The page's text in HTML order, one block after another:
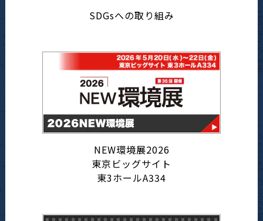
SDGsへの取り組み
NEW環境展2026
東京ビッグサイト
東3ホールA334